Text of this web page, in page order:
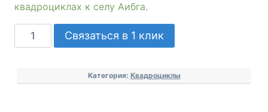
квадроциклах к селу Аибга.
Количество
товара
Связаться в 1 клик
Категория: Квадроциклы